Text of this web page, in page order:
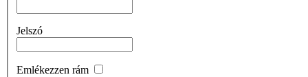
Jelszó
Emlékezzen rám